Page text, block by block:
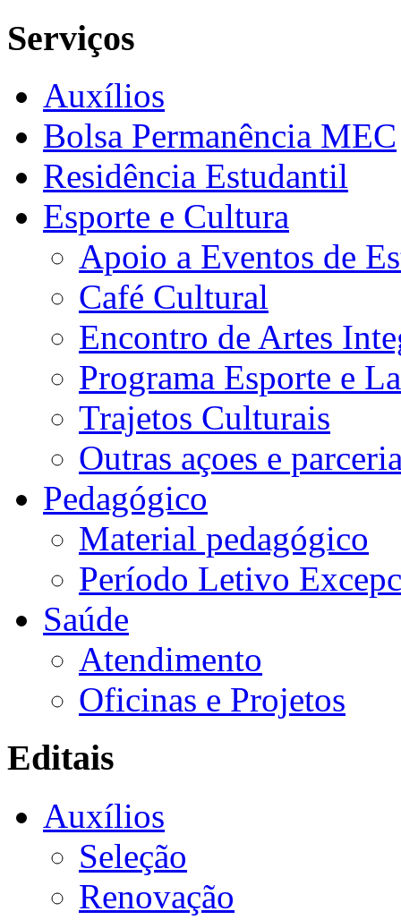
Serviços
Auxílios
Bolsa Permanência MEC
Residência Estudantil
Esporte e Cultura
Apoio a Eventos de
Café Cultural
Encontro de Artes
Programa Esporte e
Trajetos Culturais
Outras açoes e
Pedagógico
Material pedagógico
Período Letivo
Saúde
Atendimento
Oficinas e Projetos
Editais
Auxílios
Seleção
Renovação